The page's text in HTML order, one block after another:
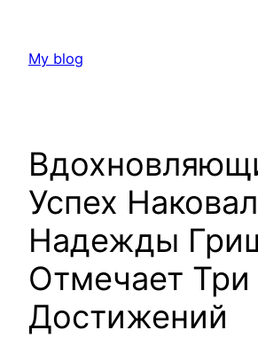
content
My blog
Успех
Надежды
Отмечает Три
Достижений